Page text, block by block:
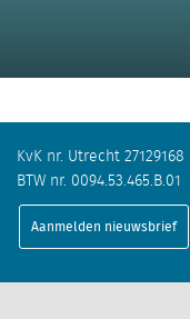
KvK nr. Utrecht 27129168
BTW nr. 0094.53.465.B.01
Aanmelden nieuwsbrief